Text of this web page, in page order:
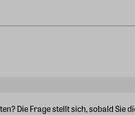
Die Frage stellt sich, sobald Sie